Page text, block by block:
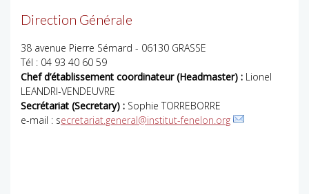
Direction Générale
38 avenue Pierre Sémard - 06130 GRASSE
Tél : 04 93 40 60 59
Chef d’établissement coordinateur (Headmaster) : Lionel
LEANDRI-VENDEUVRE
Secrétariat (Secretary) : Sophie TORREBORRE
e-mail : secretariat.general@institut-fenelon.org